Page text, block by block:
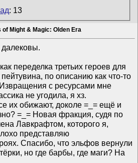
: 13
of Might & Magic: Olden Era
переделка третьих героев для
по описанию как что-то
с ресурсами мне
не угодила, я хз.
их обижают, доколе =_= ещё и
=_= Новая фракция, судя по
Лавкрафтом, которого я,
представляю
Спасибо, что эльфов вернули
но где барбы, где маги? На